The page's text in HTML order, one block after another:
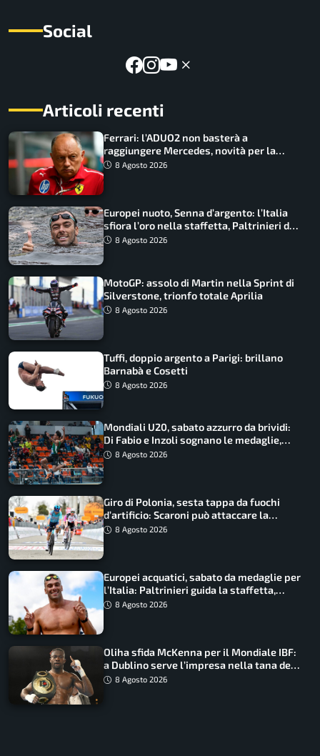
Social
Articoli recenti
Ferrari: l’ADUO2 non basterà a
raggiungere Mercedes, novità per la
Macarena
8 Agosto 2026
Europei nuoto, Senna d’argento: l’Italia
sfiora l’oro nella staffetta, Paltrinieri da
urlo, il bilancio azzurro
8 Agosto 2026
MotoGP: assolo di Martin nella Sprint di
Silverstone, trionfo totale Aprilia
8 Agosto 2026
Tuffi, doppio argento a Parigi: brillano
Barnabà e Cosetti
8 Agosto 2026
Mondiali U20, sabato azzurro da brividi:
Di Fabio e Inzoli sognano le medaglie,
Castellani e Succo in finale
8 Agosto 2026
Giro di Polonia, sesta tappa da fuochi
d’artificio: Scaroni può attaccare la
maglia di Lemmen
8 Agosto 2026
Europei acquatici, sabato da medaglie per
l’Italia: Paltrinieri guida la staffetta,
Barnabà sogna l’oro dalle grandi altezze
8 Agosto 2026
Oliha sfida McKenna per il Mondiale IBF:
a Dublino serve l’impresa nella tana del
lupo8 Agosto 2026